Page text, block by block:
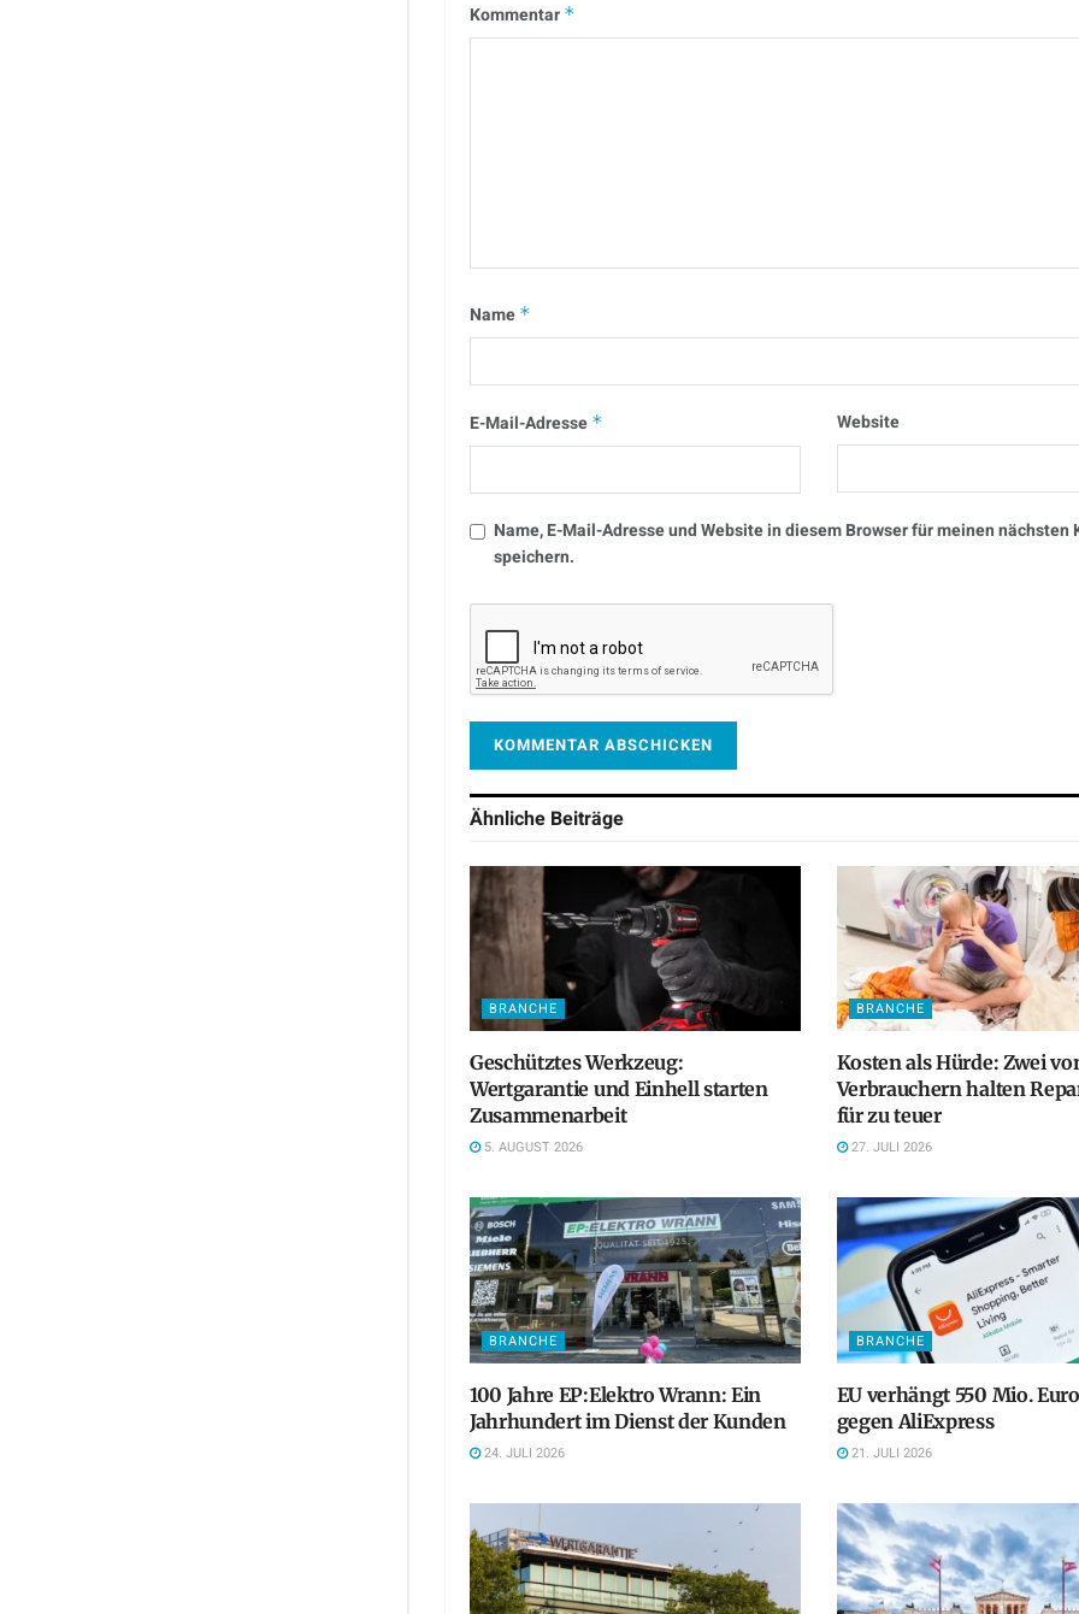
Kommentar *
Name *
E-Mail-Adresse * Website
Name, E-Mail-Adresse und Website in diesem Browser für meinen nächsten
speichern.
Ähnliche Beiträge
BRANCHE
Geschütztes Werkzeug:
Wertgarantie und Einhell starten
Zusammenarbeit
5. AUGUST 2026
BRANCHE
Kosten als Hürde: Zwei
Verbrauchern halten
für zu teuer
27. JULI 2026
BRANCHE
100 Jahre EP:Elektro Wrann: Ein
Jahrhundert im Dienst der Kunden
24. JULI 2026
BRANCHE
EU verhängt 550 Mio.
gegen AliExpress
21. JULI 2026